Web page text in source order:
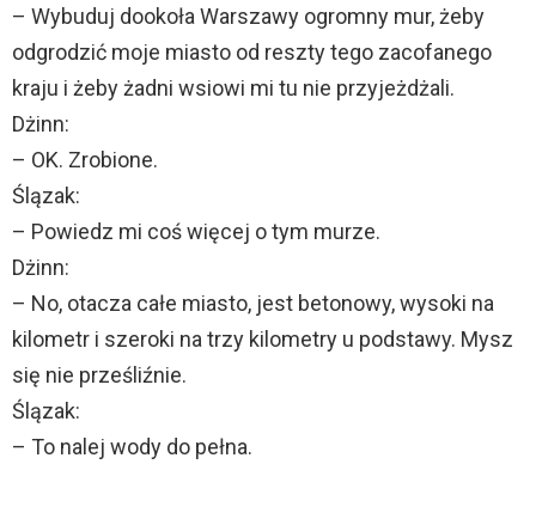
– Wybuduj dookoła Warszawy ogromny mur, żeby
odgrodzić moje miasto od reszty tego zacofanego
kraju i żeby żadni wsiowi mi tu nie przyjeżdżali.
Dżinn:
– OK. Zrobione.
Ślązak:
– Powiedz mi coś więcej o tym murze.
Dżinn:
– No, otacza całe miasto, jest betonowy, wysoki na
kilometr i szeroki na trzy kilometry u podstawy. Mysz
się nie prześliźnie.
Ślązak:
– To nalej wody do pełna.